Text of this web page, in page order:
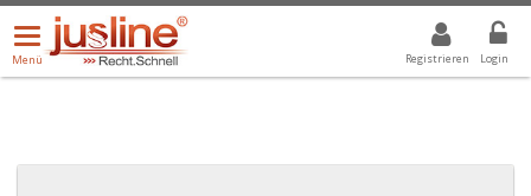
Registrieren Login
Menü
öffnen/schließen
Menü
ALLE DROPDOWN: GEWÄHLTER WERT IST ALLE